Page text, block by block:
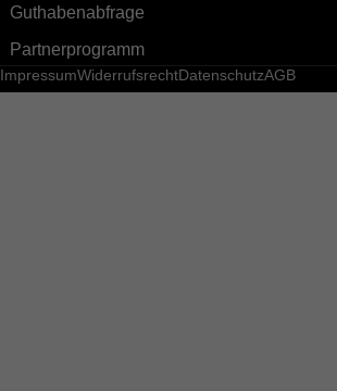
Guthabenabfrage
Partnerprogramm
ImpressumWiderrufsrechtDatenschutzAGB